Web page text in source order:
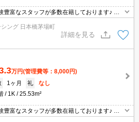
富なスタッフが多数在籍しております♪ 初
も問題ありません♪弊社ではネットに掲載され
介可能になりますので気になる物件は全て申
ング 日本橋茅場町
詳細を見る
万円(管理費等：8,000円)
1ヶ月 礼
なし
1K 25.53m²
富なスタッフが多数在籍しております♪ 初